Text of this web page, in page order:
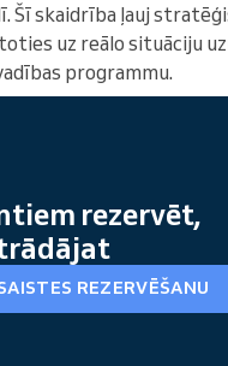
Šī skaidrība ļauj
uz reālo situāciju
programmu.
rezervēt,
REZERVĒŠANU